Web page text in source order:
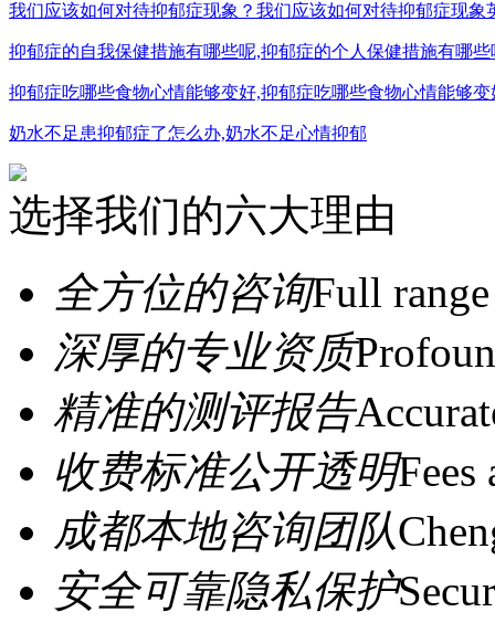
我们应该如何对待抑郁症现象？我们应该如何对待抑郁症现象
抑郁症的自我保健措施有哪些呢,抑郁症的个人保健措施有哪些
抑郁症吃哪些食物心情能够变好,抑郁症吃哪些食物心情能够变
奶水不足患抑郁症了怎么办,奶水不足心情抑郁
选择我们的六大理由
全方位的咨询Full
深厚的专业资质
精准的测评报告
收费标准公开透明Fees
成都本地咨询团队
安全可靠隐私保护